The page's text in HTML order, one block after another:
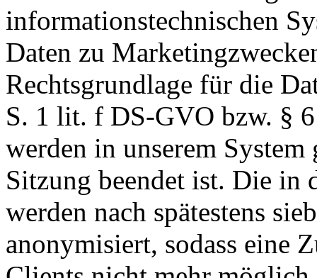
informationstechnischen
Daten zu
Rechtsgrundlage für die
S. 1 lit. f DS-GVO bzw. §
werden in unserem
Sitzung beendet ist. Die in
werden nach spätestens
anonymisiert, sodass eine